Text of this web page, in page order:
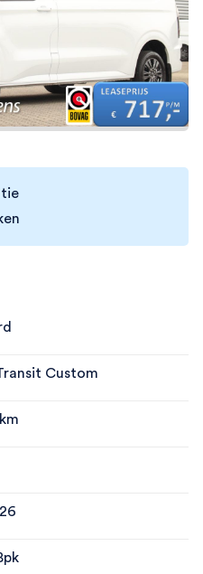
Custom
km
pk